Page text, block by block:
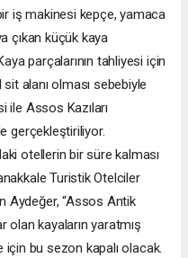
iş makinesi kepçe, yamaca
çıkan küçük kaya
parçalarının tahliyesi için
alanı olması sebebiyle
ile Assos Kazıları
gerçekleştiriliyor.
otellerin bir süre kalması
Turistik Otelciler
Aydeğer, “Assos Antik
olan kayaların yaratmış
bu sezon kapalı olacak.